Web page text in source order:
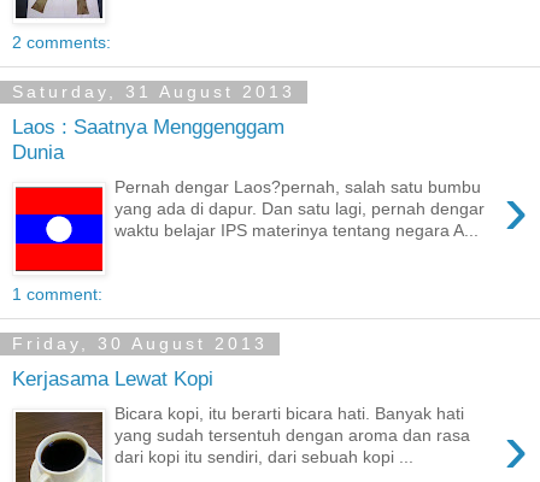
2 comments:
Saturday, 31 August 2013
Laos : Saatnya Menggenggam
Dunia
›
Pernah dengar Laos?pernah, salah satu bumbu
yang ada di dapur. Dan satu lagi, pernah dengar
waktu belajar IPS materinya tentang negara A...
1 comment:
Friday, 30 August 2013
Kerjasama Lewat Kopi
›
Bicara kopi, itu berarti bicara hati. Banyak hati
yang sudah tersentuh dengan aroma dan rasa
dari kopi itu sendiri, dari sebuah kopi ...